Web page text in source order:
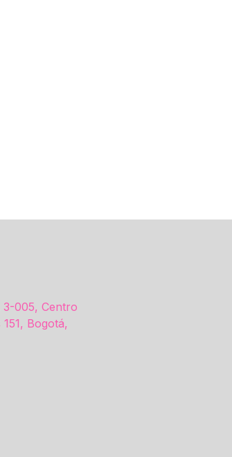
3-005, Centro
Bogotá,